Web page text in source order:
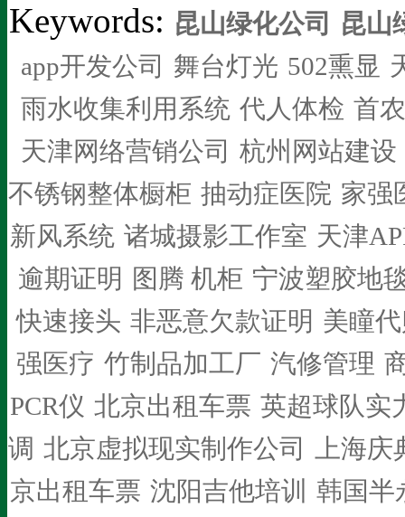
Keywords: 昆山绿化公司
昆山
app开发公司 舞台灯光 502熏显
雨水收集利用系统 代人体检 首
天津网络营销公司 杭州网站建设
不锈钢整体橱柜 抽动症医院 家强
新风系统 诸城摄影工作室 天津
逾期证明 图腾 机柜 宁波塑胶地
快速接头 非恶意欠款证明 美瞳
强医疗 竹制品加工厂 汽修管理
PCR仪 北京出租车票 英超球队实
调 北京虚拟现实制作公司
上海
京出租车票 沈阳吉他培训 韩国半